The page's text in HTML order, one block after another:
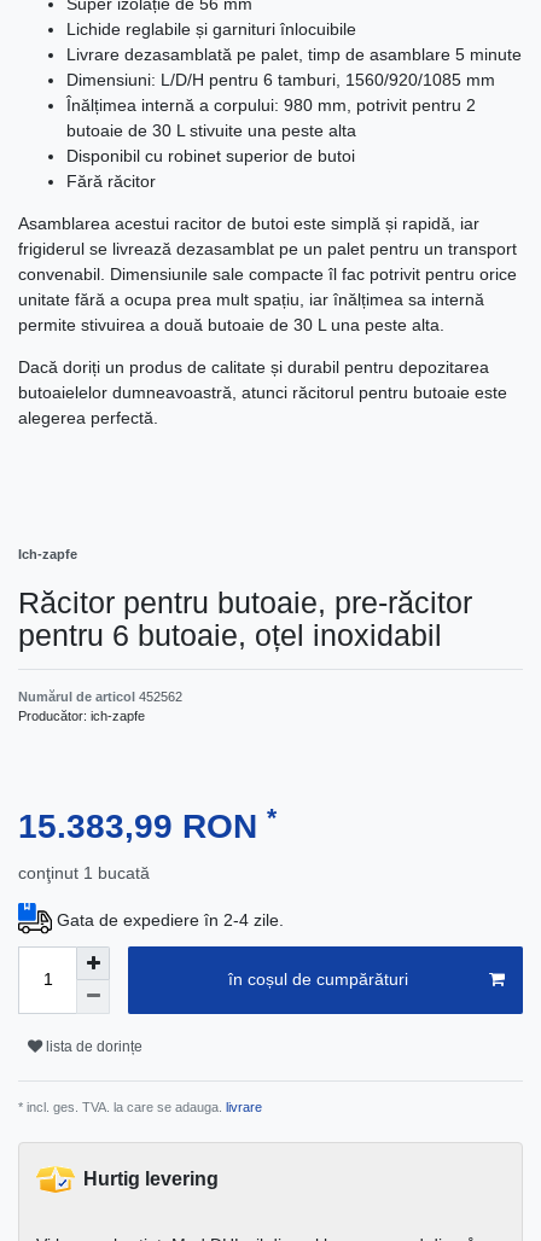
Super izolație de 56 mm
Lichide reglabile și garnituri înlocuibile
Livrare dezasamblată pe palet, timp de asamblare 5 minute
Dimensiuni: L/D/H pentru 6 tamburi, 1560/920/1085 mm
Înălțimea internă a corpului: 980 mm, potrivit pentru 2
butoaie de 30 L stivuite una peste alta
Disponibil cu robinet superior de butoi
Fără răcitor
Asamblarea acestui racitor de butoi este simplă și rapidă, iar
frigiderul se livrează dezasamblat pe un palet pentru un transport
convenabil. Dimensiunile sale compacte îl fac potrivit pentru orice
unitate fără a ocupa prea mult spațiu, iar înălțimea sa internă
permite stivuirea a două butoaie de 30 L una peste alta.
Dacă doriți un produs de calitate și durabil pentru depozitarea
butoaielelor dumneavoastră, atunci răcitorul pentru butoaie este
alegerea perfectă.
Ich-zapfe
Răcitor pentru butoaie, pre-răcitor
pentru 6 butoaie, oțel inoxidabil
Numărul de articol 452562
Producător: ich-zapfe
15.383,99 RON *
conţinut 1 bucată
Gata de expediere în 2-4 zile.
în coșul de cumpărături
lista de dorințe
* incl. ges. TVA. la care se adauga. livrare
Hurtig levering